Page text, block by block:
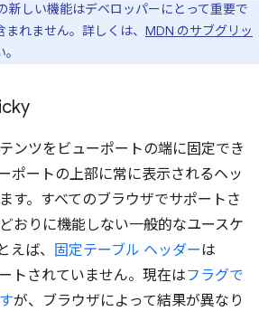
新しい機能はデベロッパーにとって重要で
れません。詳しくは、 MDN のサブグリッ
ンツをビューポートの端に固定でき
ポートの上部に常に表示されるヘッ
す。すべてのブラウザでサポートさ
おりに機能しない一般的なユースケ
えば、 固定テーブル ヘッダーは
トされていません。現在はフラグで
が、ブラウザによって結果が異なり